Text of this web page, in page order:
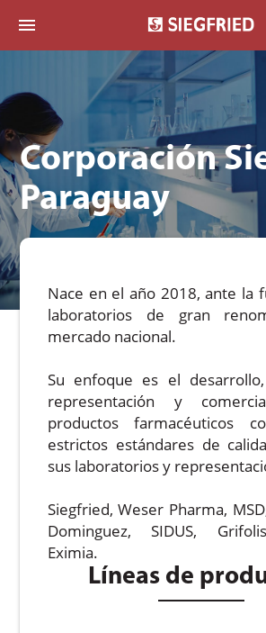
menu
Corporación
Paraguay
Nace en el año 2018, ante la
laboratorios de gran
mercado nacional.
Su enfoque es el
representación y
productos farmacéuticos
estrictos estándares de
sus laboratorios y
Siegfried, Weser Pharma,
Dominguez, SIDUS,
Eximia.
Líneas de